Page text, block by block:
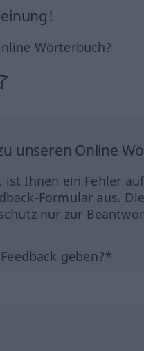
Wörterbuch?
unseren Online
ist Ihnen ein Fehler
Formular aus.
nur zur
geben?*